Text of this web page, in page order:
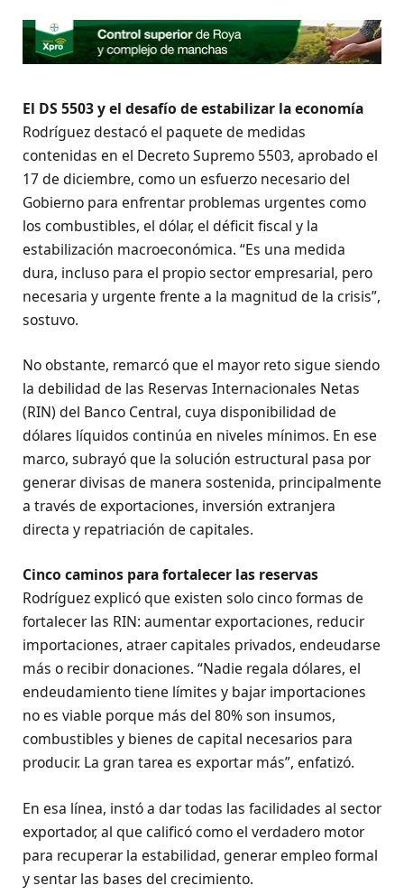
El DS 5503 y el desafío de estabilizar la economía
Rodríguez destacó el paquete de medidas
contenidas en el Decreto Supremo 5503, aprobado el
17 de diciembre, como un esfuerzo necesario del
Gobierno para enfrentar problemas urgentes como
los combustibles, el dólar, el déficit fiscal y la
estabilización macroeconómica. “Es una medida
dura, incluso para el propio sector empresarial, pero
necesaria y urgente frente a la magnitud de la crisis”,
sostuvo.
No obstante, remarcó que el mayor reto sigue siendo
la debilidad de las Reservas Internacionales Netas
(RIN) del Banco Central, cuya disponibilidad de
dólares líquidos continúa en niveles mínimos. En ese
marco, subrayó que la solución estructural pasa por
generar divisas de manera sostenida, principalmente
a través de exportaciones, inversión extranjera
directa y repatriación de capitales.
Cinco caminos para fortalecer las reservas
Rodríguez explicó que existen solo cinco formas de
fortalecer las RIN: aumentar exportaciones, reducir
importaciones, atraer capitales privados, endeudarse
más o recibir donaciones. “Nadie regala dólares, el
endeudamiento tiene límites y bajar importaciones
no es viable porque más del 80% son insumos,
combustibles y bienes de capital necesarios para
producir. La gran tarea es exportar más”, enfatizó.
En esa línea, instó a dar todas las facilidades al sector
exportador, al que calificó como el verdadero motor
para recuperar la estabilidad, generar empleo formal
y sentar las bases del crecimiento.